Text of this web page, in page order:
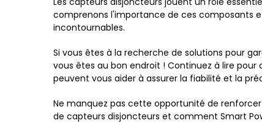
comprenons l'importance de ces composants
incontournables.
Si vous êtes à la recherche de solutions pour
vous êtes au bon endroit ! Continuez à lire
peuvent vous aider à assurer la fiabilité et la
Ne manquez pas cette opportunité de
de capteurs disjoncteurs et comment Smart